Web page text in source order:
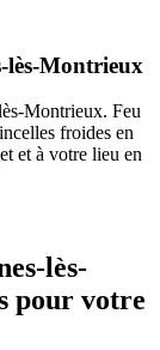
lès-Montrieux
Montrieux. Feu
froides en
et à votre lieu en
lès-
pour votre